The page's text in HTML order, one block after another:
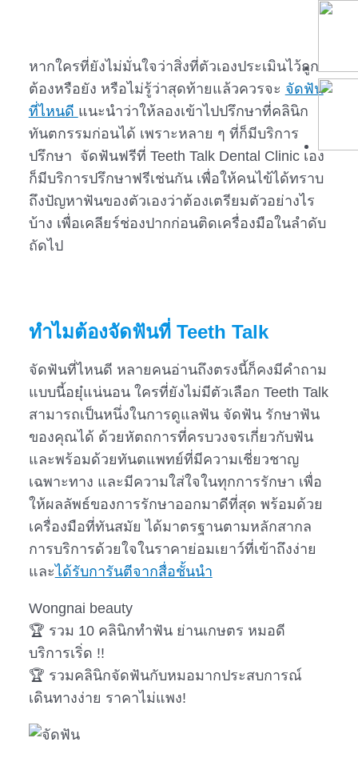
หากใครที่ยังไม่มั่นใจว่าสิ่งที่ตัวเองประเมินไว้ถูก
ต้องหรือยัง หรือไม่รู้ว่าสุดท้ายแล้วควรจะ จัดฟัน
ที่ไหนดี แนะนำว่าให้ลองเข้าไปปรึกษาที่คลินิก
ทันตกรรมก่อนได้ เพราะหลาย ๆ ที่ก็มีบริการ
ปรึกษา จัดฟันฟรีที่ Teeth Talk Dental Clinic เอง
ก็มีบริการปรึกษาฟรีเช่นกัน เพื่อให้คนไข้ได้ทราบ
ถึงปัญหาฟันของตัวเองว่าต้องเตรียมตัวอย่างไร
บ้าง เพื่อเคลียร์ช่องปากก่อนติดเครื่องมือในลำดับ
ถัดไป
ทำไมต้องจัดฟันที่ Teeth Talk
จัดฟันที่ไหนดี หลายคนอ่านถึงตรงนี้ก็คงมีคำถาม
แบบนี้อยุ๋แน่นอน ใครที่ยังไม่มีตัวเลือก Teeth Talk
สามารถเป็นหนึ่งในการดูแลฟัน จัดฟัน รักษาฟัน
ของคุณได้ ด้วยหัตถการที่ครบวงจรเกี่ยวกับฟัน
และพร้อมด้วยทันตแพทย์ที่มีความเชี่ยวชาญ
เฉพาะทาง และมีความใส่ใจในทุกการรักษา เพื่อ
ให้ผลลัพธ์ของการรักษาออกมาดีที่สุด พร้อมด้วย
เครื่องมือที่ทันสมัย ได้มาตรฐานตามหลักสากล
การบริการด้วยใจในราคาย่อมเยาว์ที่เข้าถึงง่าย
และได้รับการันตีจากสื่อชั้นนำ
Wongnai beauty
🏆 รวม 10 คลินิกทำฟัน ย่านเกษตร หมอดี
บริการเริ่ด !!
🏆 รวมคลินิกจัดฟันกับหมอมากประสบการณ์
เดินทางง่าย ราคาไม่แพง!